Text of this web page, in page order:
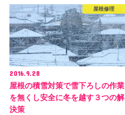
屋根修理
2016.9.28
屋根の積雪対策で雪下ろしの作業
を無くし安全に冬を越す３つの解
決策